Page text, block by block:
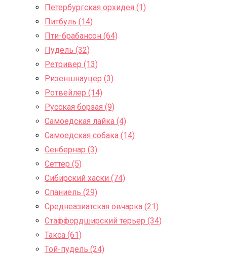
Петербургская орхидея (1)
Питбуль (14)
Пти-брабансон (64)
Пудель (32)
Ретривер (13)
Ризеншнауцер (3)
Ротвейлер (14)
Русская борзая (9)
Самоедская лайка (4)
Самоедская собака (14)
Сенбернар (3)
Сеттер (5)
Сибирский хаски (74)
Спаниель (29)
Среднеазиатская овчарка (21)
Стаффордширский терьер (34)
Такса (61)
Той-пудель (24)